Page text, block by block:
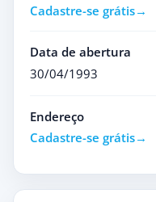
Cadastre-se grátis
Data de abertura
30/04/1993
Endereço
Cadastre-se grátis